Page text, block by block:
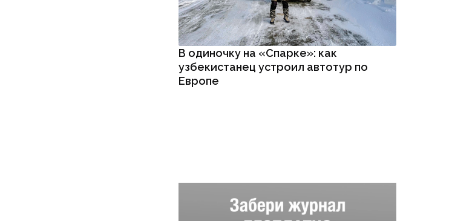
В одиночку на «Спарке»: как
узбекистанец устроил автотур по
Европе